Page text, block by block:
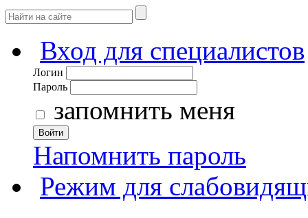
Вход для специалистов
Логин
Пароль
запомнить меня
Войти
Напомнить пароль
Режим для